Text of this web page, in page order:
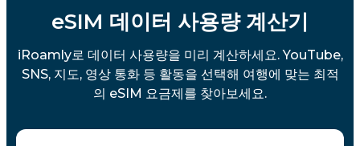
eSIM 데이터 사용량 계산기
iRoamly로 데이터 사용량을 미리 계산하세요. YouTube,
SNS, 지도, 영상 통화 등 활동을 선택해 여행에 맞는 최적
의 eSIM 요금제를 찾아보세요.